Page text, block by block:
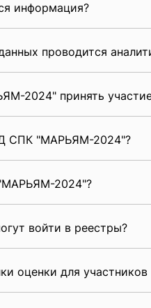
информация?
проводится
2024" принять
СПК "МАРЬЯМ-2024"?
2024"?
войти в реестры?
оценки для